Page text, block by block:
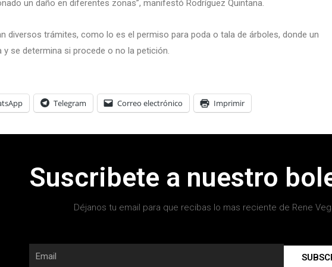
un daño en diferentes zonas”, manifestó Rodríguez Quintana.
diversos trámites, como lo es el permiso para poda o tala de árboles, donde un
se determina si procede o no la petición.
Telegram Correo electrónico Imprimir
Suscribete a nuestro
Déjanos tu email para que recibas lo mas reciente de Rene